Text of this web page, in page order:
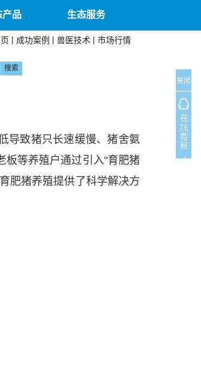
产品 生态服务
| 成功案例 | 兽医技术 | 市场行情
导致猪只长速缓慢、猪舍氨
板等养殖户通过引入"育肥猪
肥猪养殖提供了科学解决方
关闭